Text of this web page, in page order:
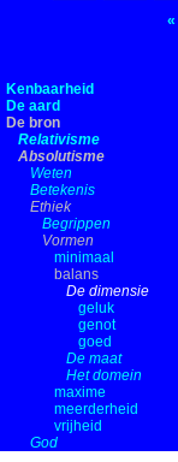
«
Kenbaarheid
De aard
De bron
Relativisme
Absolutisme
Weten
Betekenis
Ethiek
Begrippen
Vormen
minimaal
balans
De dimensie
geluk
genot
goed
De maat
Het domein
maxime
meerderheid
vrijheid
God